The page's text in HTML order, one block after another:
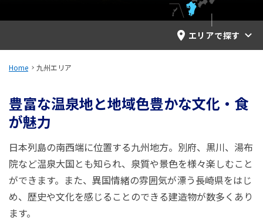
ANA サービス
エリアで探す
Home 九州エリア
豊富な温泉地と地域色豊かな文化・食
が魅力
日本列島の南西端に位置する九州地方。別府、黒川、湯布
院など温泉大国とも知られ、泉質や景色を様々楽しむこと
ができます。また、異国情緒の雰囲気が漂う長崎県をはじ
め、歴史や文化を感じることのできる建造物が数多くあり
ます。